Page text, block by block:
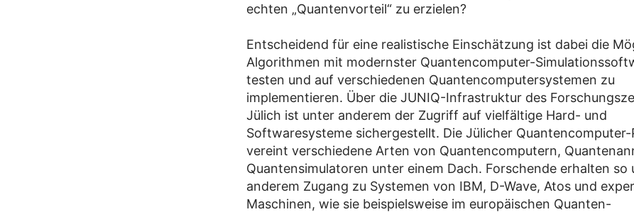
echten „Quantenvorteil“ zu erzielen?
Entscheidend für eine realistische Einschätzung ist dabei die
Algorithmen mit modernster Quantencomputer-
testen und auf verschiedenen Quantencomputersystemen zu
implementieren. Über die JUNIQ-Infrastruktur des
Jülich ist unter anderem der Zugriff auf vielfältige Hard- und
Softwaresysteme sichergestellt. Die Jülicher
vereint verschiedene Arten von Quantencomputern,
Quantensimulatoren unter einem Dach. Forschende erhalten so
anderem Zugang zu Systemen von IBM, D-Wave, Atos und
Maschinen, wie sie beispielsweise im europäischen Quanten-